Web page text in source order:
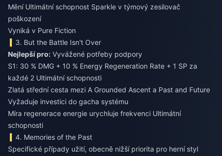
Mění Ultimátní schopnost Sparkle v týmový zesilovač
poškození
Vyniká v Pure Fiction
3. But the Battle Isn't Over
Nejlepší pro: Vyvážené potřeby podpory
S1: 30 % DMG + 10 % Energy Regeneration Rate + 1 SP za
každé 2 Ultimátní schopnosti
Zlatá střední cesta mezi A Grounded Ascent a Past and Future
Vyžaduje investici do gacha systému
Míra regenerace energie urychluje frekvenci Ultimátní
schopnosti
4. Memories of the Past
Specifické případy užití, obecně nižší priorita pro herní styl